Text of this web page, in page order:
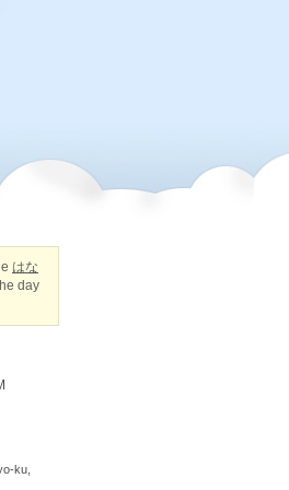
はな
day
ku,